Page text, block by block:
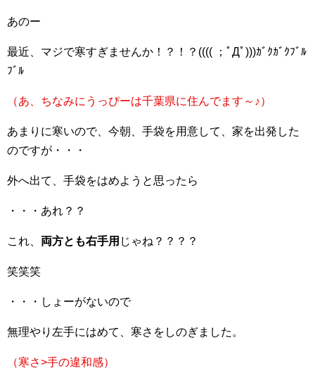
あのー
最近、マジで寒すぎませんか！？！？(((( ；ﾟДﾟ)))ｶﾞｸｶﾞｸﾌﾞﾙ
ﾌﾞﾙ
（あ、ちなみにうっぴーは千葉県に住んでます～♪）
あまりに寒いので、今朝、手袋を用意して、家を出発した
のですが・・・
外へ出て、手袋をはめようと思ったら
・・・あれ？？
これ、 両方とも右手用 じゃね？？？？
笑笑笑
・・・しょーがないので
無理やり左手にはめて、寒さをしのぎました。
（寒さ>手の違和感）